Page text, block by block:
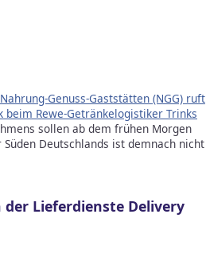
Genuss-Gaststätten (NGG) ruft
Rewe-Getränkelogistiker Trinks
sollen ab dem frühen Morgen
Deutschlands ist demnach nicht
Lieferdienste Delivery